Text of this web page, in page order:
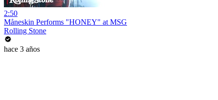
2:50
Måneskin Performs "HONEY" at MSG
Rolling Stone
hace 3 años